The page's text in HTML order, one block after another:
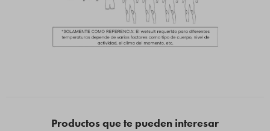
Productos que te pueden interesar